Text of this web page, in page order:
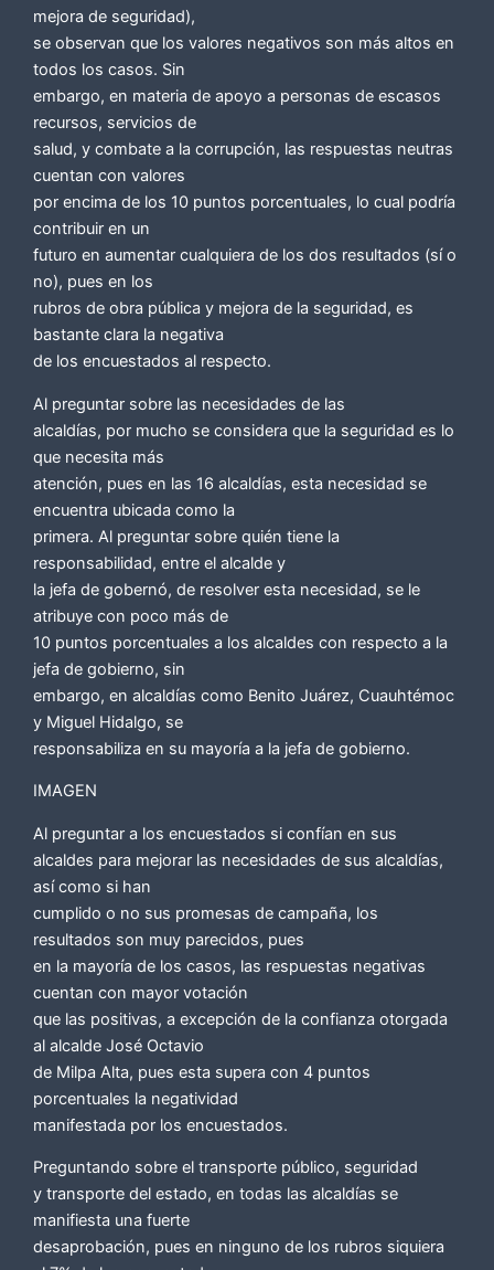
mejora de seguridad),
se observan que los valores negativos son más altos en
todos los casos. Sin
embargo, en materia de apoyo a personas de escasos
recursos, servicios de
salud, y combate a la corrupción, las respuestas neutras
cuentan con valores
por encima de los 10 puntos porcentuales, lo cual podría
contribuir en un
futuro en aumentar cualquiera de los dos resultados (sí o
no), pues en los
rubros de obra pública y mejora de la seguridad, es
bastante clara la negativa
de los encuestados al respecto.
Al preguntar sobre las necesidades de las
alcaldías, por mucho se considera que la seguridad es lo
que necesita más
atención, pues en las 16 alcaldías, esta necesidad se
encuentra ubicada como la
primera. Al preguntar sobre quién tiene la
responsabilidad, entre el alcalde y
la jefa de gobernó, de resolver esta necesidad, se le
atribuye con poco más de
10 puntos porcentuales a los alcaldes con respecto a la
jefa de gobierno, sin
embargo, en alcaldías como Benito Juárez, Cuauhtémoc
y Miguel Hidalgo, se
responsabiliza en su mayoría a la jefa de gobierno.
IMAGEN
Al preguntar a los encuestados si confían en sus
alcaldes para mejorar las necesidades de sus alcaldías,
así como si han
cumplido o no sus promesas de campaña, los
resultados son muy parecidos, pues
en la mayoría de los casos, las respuestas negativas
cuentan con mayor votación
que las positivas, a excepción de la confianza otorgada
al alcalde José Octavio
de Milpa Alta, pues esta supera con 4 puntos
porcentuales la negatividad
manifestada por los encuestados.
Preguntando sobre el transporte público, seguridad
y transporte del estado, en todas las alcaldías se
manifiesta una fuerte
desaprobación, pues en ninguno de los rubros siquiera